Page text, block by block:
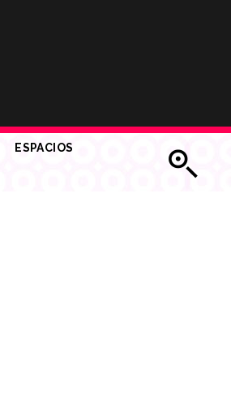
ESPACIOS